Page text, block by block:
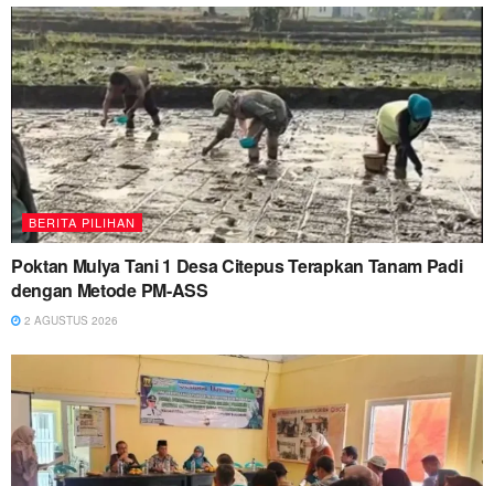
BERITA PILIHAN
Poktan Mulya Tani 1 Desa Citepus Terapkan Tanam Padi
dengan Metode PM-ASS
2 AGUSTUS 2026